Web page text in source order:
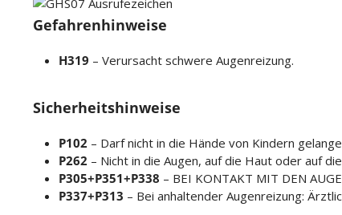
Gefahrenhinweise
H319 – Verursacht schwere Augenreizung.
Sicherheitshinweise
P102 – Darf nicht in die Hände von Kindern
P262 – Nicht in die Augen, auf die Haut oder auf
P305+P351+P338 – BEI KONTAKT MIT DEN
P337+P313 – Bei anhaltender Augenreizung: